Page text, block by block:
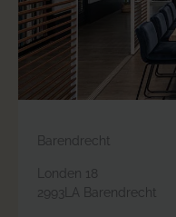
Barendrecht
Londen 18
2993LA Barendrecht